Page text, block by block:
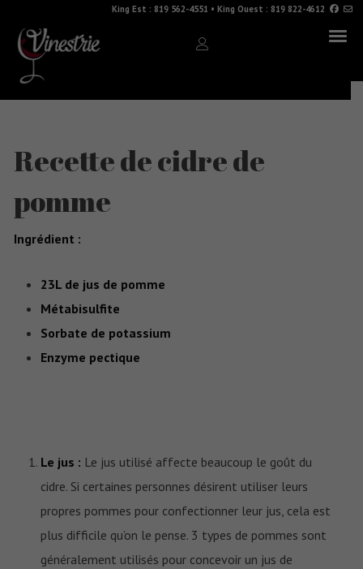
King Est : 819 562-4551 • King Ouest : 819 822-4612
Recette de cidre de
pomme
Ingrédient :
23L de jus de pomme
Métabisulfite
Sorbate de potassium
Enzyme pectique
Le jus : Le jus utilisé affecte beaucoup le goût du
cidre. Si certaines personnes désirent utiliser leurs
propres pommes pour confectionner leur jus, cela est
plus difficile qu’on le pense. 3 types de pommes sont
généralement utilisés pour concevoir un jus de